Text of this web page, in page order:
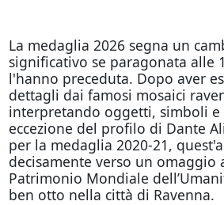
La medaglia 2026 segna un
significativo se paragonata alle
l'hanno preceduta. Dopo aver
dettagli dai famosi mosaici
interpretando oggetti, simboli e
eccezione del profilo di Dante
per la medaglia 2020-21,
decisamente verso un omaggio
Patrimonio Mondiale
ben otto nella città di Ravenna.